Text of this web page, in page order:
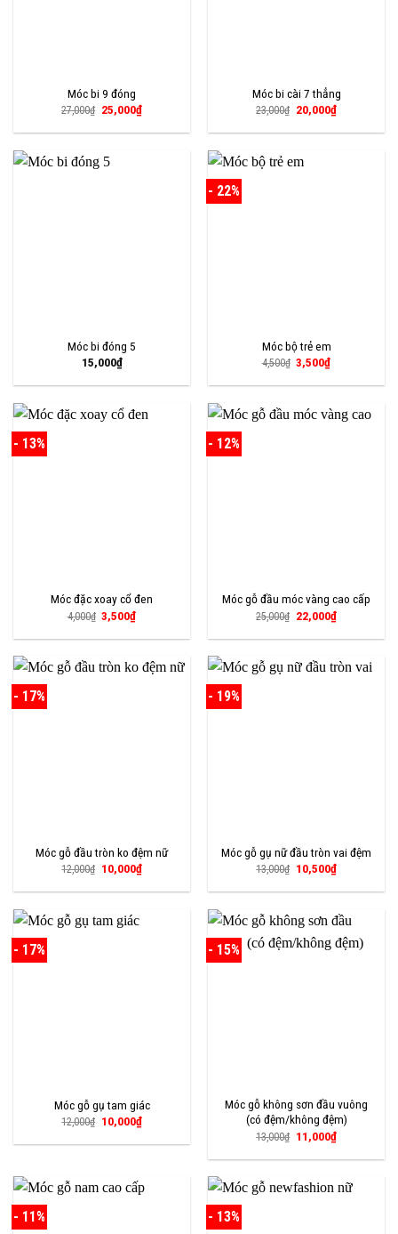
Móc bi 9 đóng
27,000₫ Giá
gốc
là:
25,000₫Giá
hiện
tại
Móc bi cài 7 thẳng
23,000₫ Giá
gốc
là:
20,000₫Giá
hiện
tại
Móc bi đóng 5
15,000₫
- 22%
Móc bộ trẻ em
4,500₫ Giá
gốc
là:
3,500₫Giá
tại
3,500₫.
- 13%
Móc đặc xoay cổ đen
4,000₫ Giá
gốc
là:
3,500₫Giá
tại
3,500₫.
- 12%
Móc gỗ đầu móc vàng cao cấp
25,000₫ Giá
gốc
là:
22,000₫Giá
hiện
tại
22,000₫.
- 17%
Móc gỗ đầu tròn ko đệm nữ
12,000₫ Giá
gốc
là:
10,000₫Giá
hiện
tại
- 19%
Móc gỗ gụ nữ đầu tròn vai đệm
13,000₫ Giá
gốc
là:
10,500₫Giá
hiện
tại
10,500₫.
- 17%
Móc gỗ gụ tam giác
12,000₫ Giá
gốc
là:
10,000₫Giá
hiện
tại
- 15%
Móc gỗ không sơn đầu vuông
(có đệm/không đệm)
13,000₫ Giá
gốc
là:
11,000₫Giá
hiện
tại
11,000₫.
- 11% - 13%